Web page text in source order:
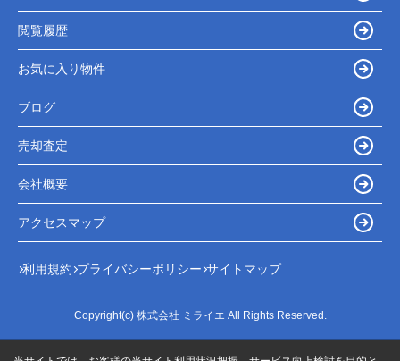
閲覧履歴
お気に入り物件
ブログ
売却査定
会社概要
アクセスマップ
利用規約 プライバシーポリシー サイトマップ
Copyright(c) 株式会社 ミライエ All Rights Reserved.